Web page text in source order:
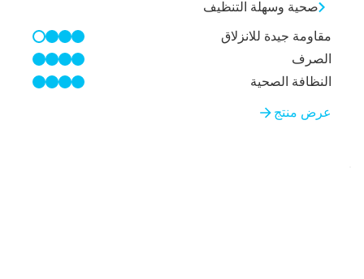
صحية وسهلة التنظيف
مقاومة جيدة للانزلاق
3/4
الصرف
4/4
النظافة الصحية
4/4
عرض منتج